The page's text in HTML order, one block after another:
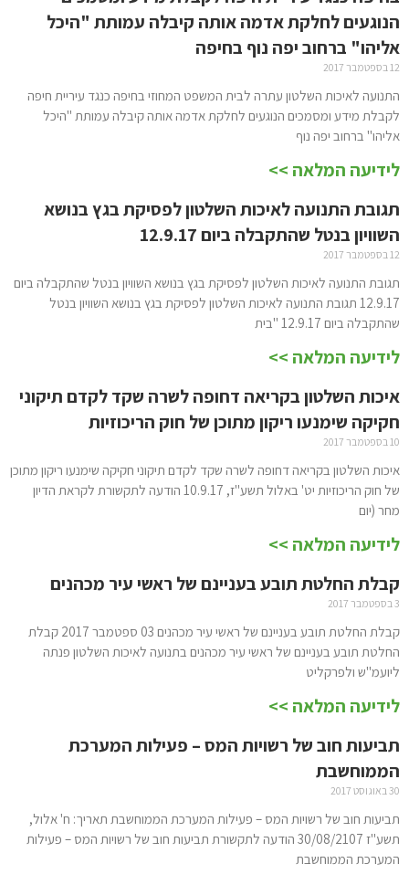
הנוגעים לחלקת אדמה אותה קיבלה עמותת "היכל
אליהו" ברחוב יפה נוף בחיפה
12 בספטמבר 2017
התנועה לאיכות השלטון עתרה לבית המשפט המחוזי בחיפה כנגד עיריית חיפה
לקבלת מידע ומסמכים הנוגעים לחלקת אדמה אותה קיבלה עמותת "היכל
אליהו" ברחוב יפה נוף
לידיעה המלאה >>
תגובת התנועה לאיכות השלטון לפסיקת בגץ בנושא
השוויון בנטל שהתקבלה ביום 12.9.17
12 בספטמבר 2017
תגובת התנועה לאיכות השלטון לפסיקת בגץ בנושא השוויון בנטל שהתקבלה ביום
12.9.17 תגובת התנועה לאיכות השלטון לפסיקת בגץ בנושא השוויון בנטל
שהתקבלה ביום 12.9.17 "בית
לידיעה המלאה >>
איכות השלטון בקריאה דחופה לשרה שקד לקדם תיקוני
חקיקה שימנעו ריקון מתוכן של חוק הריכוזיות
10 בספטמבר 2017
איכות השלטון בקריאה דחופה לשרה שקד לקדם תיקוני חקיקה שימנעו ריקון מתוכן
של חוק הריכוזיות יט' באלול תשע"ז, 10.9.17 הודעה לתקשורת לקראת הדיון
מחר (יום
לידיעה המלאה >>
קבלת החלטת תובע בעניינם של ראשי עיר מכהנים
3 בספטמבר 2017
קבלת החלטת תובע בעניינם של ראשי עיר מכהנים 03 ספטמבר 2017 קבלת
החלטת תובע בעניינם של ראשי עיר מכהנים בתנועה לאיכות השלטון פנתה
ליועמ"ש ולפרקליט
לידיעה המלאה >>
תביעות חוב של רשויות המס – פעילות המערכת
הממוחשבת
30 באוגוסט 2017
תביעות חוב של רשויות המס – פעילות המערכת הממוחשבת תאריך: ח' אלול,
תשע"ז 30/08/2107 הודעה לתקשורת תביעות חוב של רשויות המס – פעילות
המערכת הממוחשבת